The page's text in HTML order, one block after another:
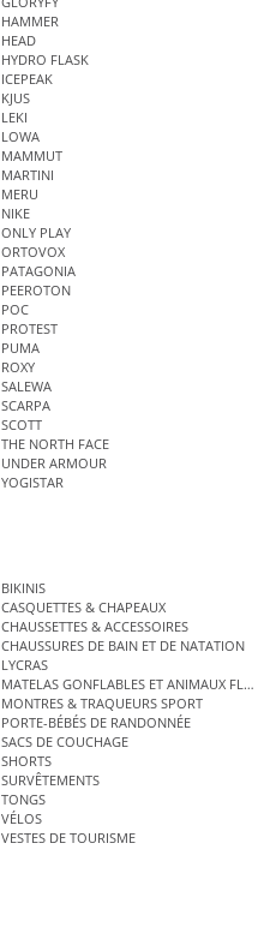
HAMMER
HEAD
HYDRO FLASK
ICEPEAK
KJUS
LEKI
LOWA
MAMMUT
MARTINI
MERU
NIKE
ONLY PLAY
ORTOVOX
PATAGONIA
PEEROTON
POC
PROTEST
PUMA
ROXY
SALEWA
SCARPA
SCOTT
THE NORTH FACE
UNDER ARMOUR
YOGISTAR
BIKINIS
CASQUETTES & CHAPEAUX
CHAUSSETTES & ACCESSOIRES
CHAUSSURES DE BAIN ET DE NATATION
LYCRAS
MATELAS GONFLABLES ET ANIMAUX
MONTRES & TRAQUEURS SPORT
PORTE-BÉBÉS DE RANDONNÉE
SACS DE COUCHAGE
SHORTS
SURVÊTEMENTS
TONGS
VÉLOS
VESTES DE TOURISME